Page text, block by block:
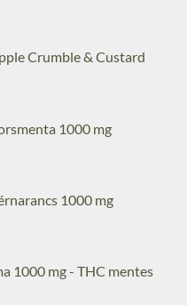
Crumble & Custard
1000 mg
1000 mg
1000 mg - THC mentes